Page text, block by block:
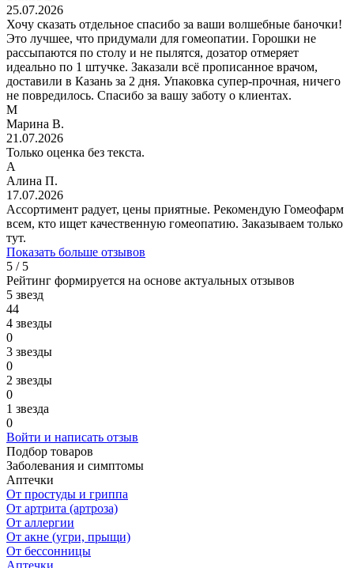
25.07.2026
Хочу сказать отдельное спасибо за ваши волшебные баночки!
Это лучшее, что придумали для гомеопатии. Горошки не
рассыпаются по столу и не пылятся, дозатор отмеряет
идеально по 1 штучке. Заказали всё прописанное врачом,
доставили в Казань за 2 дня. Упаковка супер-прочная, ничего
не повредилось. Спасибо за вашу заботу о клиентах.
М
Марина В.
21.07.2026
Только оценка без текста.
А
Алина П.
17.07.2026
Ассортимент радует, цены приятные. Рекомендую Гомеофарм
всем, кто ищет качественную гомеопатию. Заказываем только
тут.
Показать больше отзывов
5 / 5
Рейтинг формируется на основе актуальных отзывов
5 звезд
44
4 звезды
0
3 звезды
0
2 звезды
0
1 звезда
0
Войти и написать отзыв
Подбор товаров
Заболевания и симптомы
Аптечки
От простуды и гриппа
От артрита (артроза)
От аллергии
От акне (угри, прыщи)
От бессонницы